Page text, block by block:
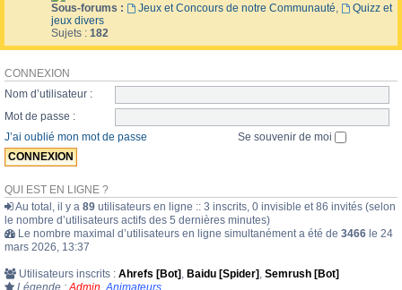
Sous-forums : Jeux et Concours de notre Communauté,
Quizz et
jeux divers
Sujets : 182
CONNEXION
Nom d’utilisateur :
Mot de passe :
J’ai oublié mon mot de passe
Se souvenir de moi
QUI EST EN LIGNE ?
Au total, il y a 89 utilisateurs en ligne :: 3 inscrits, 0 invisible et 86 invités (selon
le nombre d’utilisateurs actifs des 5 dernières minutes)
Le nombre maximal d’utilisateurs en ligne simultanément a été de 3466 le 24
mars 2026, 13:37
Utilisateurs inscrits : Ahrefs [Bot] , Baidu [Spider] , Semrush [Bot]
Légende : Admin Animateurs